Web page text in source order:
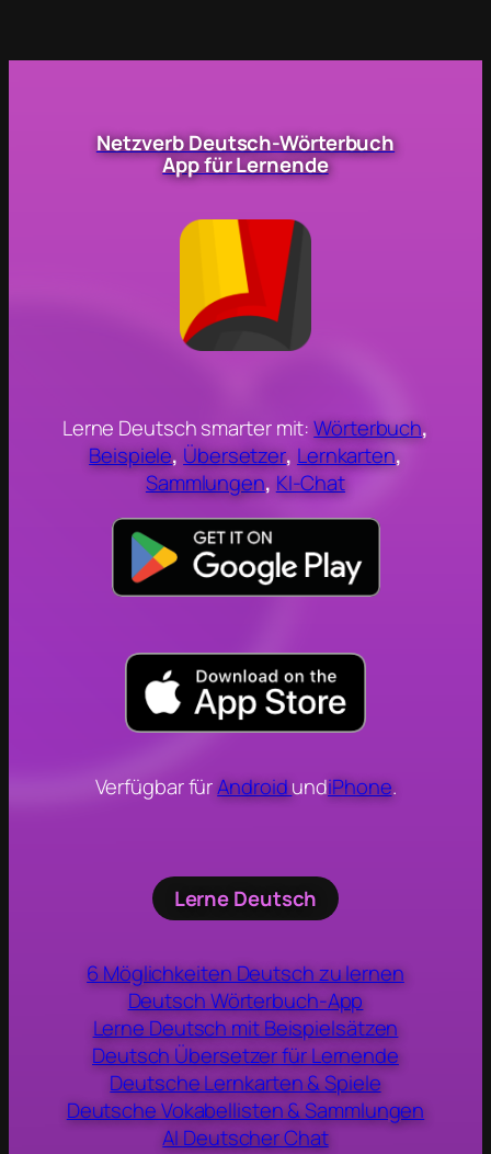
Netzverb Deutsch-Wörterbuch
App für Lernende
Lerne Deutsch smarter mit:Wörterbuch,
Beispiele, Übersetzer, Lernkarten,
Sammlungen, KI-Chat
Verfügbar fürAndroidundiPhone.
Lerne Deutsch
6 Möglichkeiten Deutsch zu lernen
Deutsch Wörterbuch-App
Lerne Deutsch mit Beispielsätzen
Deutsch Übersetzer für Lernende
Deutsche Lernkarten & Spiele
Deutsche Vokabellisten & Sammlungen
AI Deutscher Chat